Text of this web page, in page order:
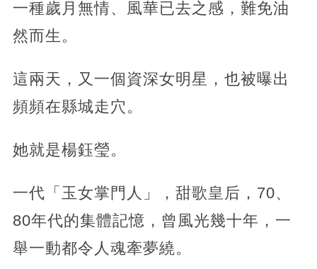
一種歲月無情、風華已去之感，難免油
然而生。
這兩天，又一個資深女明星，也被曝出
頻頻在縣城走穴。
她就是楊鈺瑩。
一代「玉女掌門人」，甜歌皇后，70、
80年代的集體記憶，曾風光幾十年，一
舉一動都令人魂牽夢繞。